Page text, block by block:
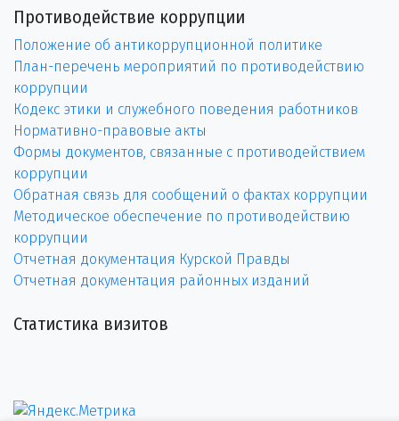
Противодействие коррупции
Положение об антикоррупционной политике
План-перечень мероприятий по противодействию
коррупции
Кодекс этики и служебного поведения работников
Нормативно-правовые акты
Формы документов, связанные с противодействием
коррупции
Обратная связь для сообщений о фактах коррупции
Методическое обеспечение по противодействию
коррупции
Отчетная документация Курской Правды
Отчетная документация районных изданий
Статистика визитов